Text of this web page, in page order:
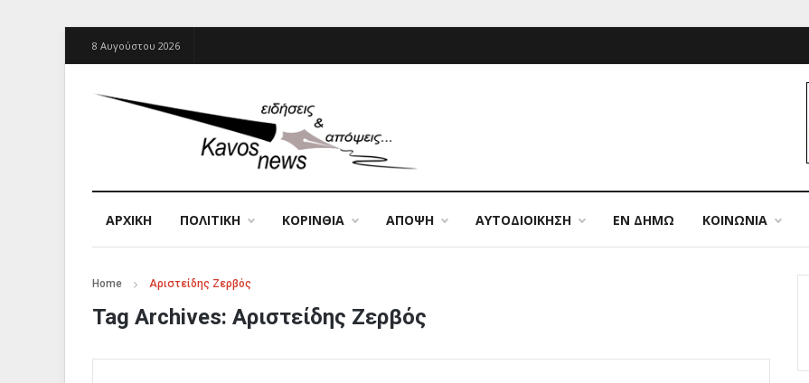
8 Αυγούστου 2026
ΑΡΧΙΚΉ ΠΟΛΙΤΙΚΗ ΚΟΡΙΝΘΙΑ ΑΠΟΨΗ ΑΥΤΟΔΙΟΙΚΗΣΗ ΕΝ ΔΗΜΩ ΚΟΙΝΩΝΙΑ
Home Αριστείδης Ζερβός
Tag Archives: Αριστείδης Ζερβός